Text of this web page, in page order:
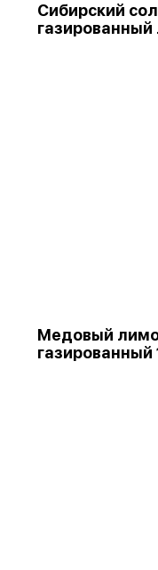
Сибирский
Медовый
газированный